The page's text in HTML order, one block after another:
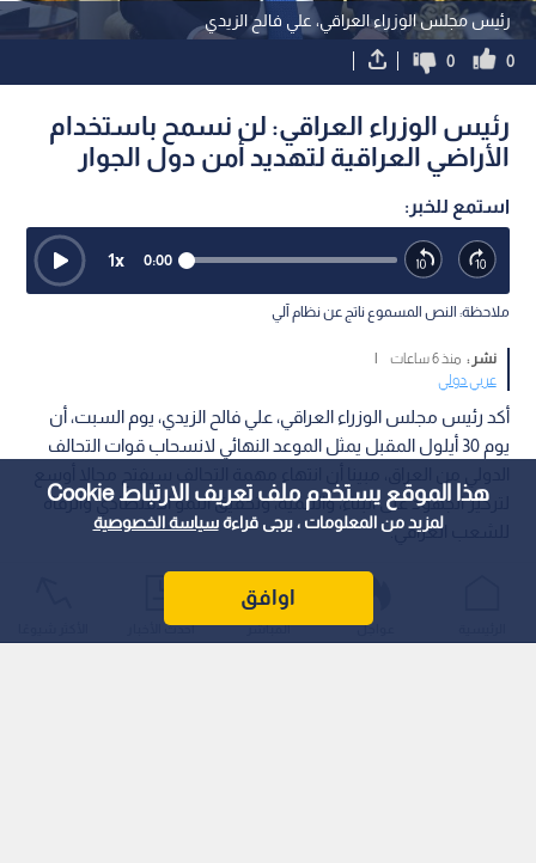
هذا الموقع يستخدم ملف تعريف الارتباط Cookie
لمزيد من المعلومات ، يرجى قراءةسياسة الخصوصية
اوافق
رئيس مجلس الوزراء العراقي، علي فالح الزيدي
0
0
رئيس الوزراء العراقي: لن نسمح باستخدام
الأراضي العراقية لتهديد أمن دول الجوار
استمع للخبر:
0:00
1x
ملاحظة: النص المسموع ناتج عن نظام آلي
نشر : منذ 6 ساعات
|
عربي دولي
أكد رئيس مجلس الوزراء العراقي، علي فالح الزيدي، يوم السبت، أن
يوم 30 أيلول المقبل يمثل الموعد النهائي لانسحاب قوات التحالف
لتركيز الجهود على البناء، والتنمية، وتحقيق النمو الاقتصادي والرفاه
للشعب العراقي.
عواجل المباشر أحدث الأخبار